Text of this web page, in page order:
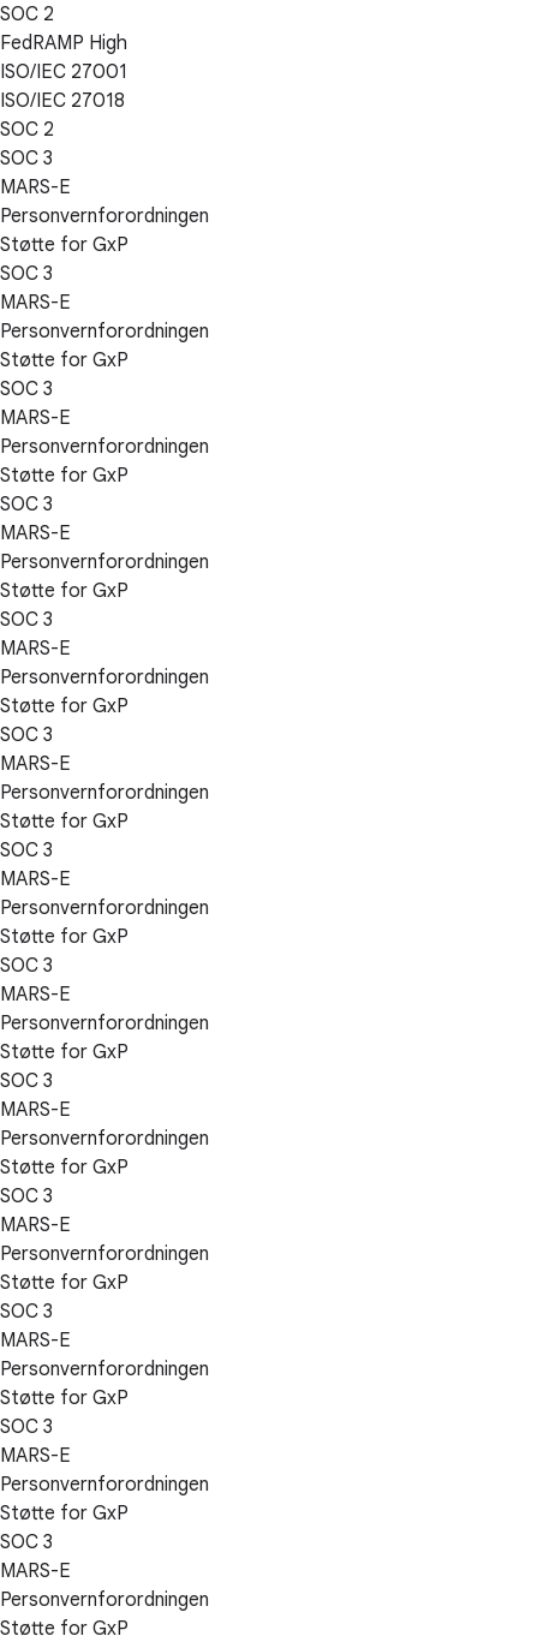
SOC 2
FedRAMP High
ISO/IEC 27001
ISO/IEC 27018
SOC 2
SOC 3
MARS-E
Personvernforordningen
Støtte for GxP
SOC 3
MARS-E
Personvernforordningen
Støtte for GxP
SOC 3
MARS-E
Personvernforordningen
Støtte for GxP
SOC 3
MARS-E
Personvernforordningen
Støtte for GxP
SOC 3
MARS-E
Personvernforordningen
Støtte for GxP
SOC 3
MARS-E
Personvernforordningen
Støtte for GxP
SOC 3
MARS-E
Personvernforordningen
Støtte for GxP
SOC 3
MARS-E
Personvernforordningen
Støtte for GxP
SOC 3
MARS-E
Personvernforordningen
Støtte for GxP
SOC 3
MARS-E
Personvernforordningen
Støtte for GxP
SOC 3
MARS-E
Personvernforordningen
Støtte for GxP
SOC 3
MARS-E
Personvernforordningen
Støtte for GxP
SOC 3
MARS-E
Personvernforordningen
Støtte for GxP